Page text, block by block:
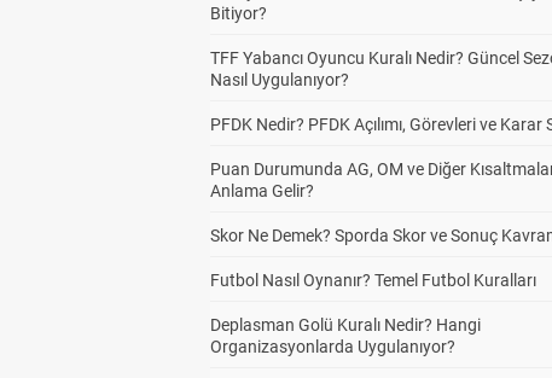
Bitiyor?
TFF Yabancı Oyuncu Kuralı Nedir? Güncel
Nasıl Uygulanıyor?
PFDK Nedir? PFDK Açılımı, Görevleri ve Karar
Puan Durumunda AG, OM ve Diğer
Anlama Gelir?
Skor Ne Demek? Sporda Skor ve Sonuç
Futbol Nasıl Oynanır? Temel Futbol Kuralları
Deplasman Golü Kuralı Nedir? Hangi
Organizasyonlarda Uygulanıyor?